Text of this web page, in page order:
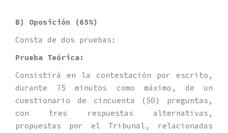
B) Oposición (65%)
Consta de dos pruebas:
Prueba Teórica:
Consistirá en la contestación por escrito,
durante 75 minutos como máximo, de un
cuestionario de cincuenta (50) preguntas,
con tres respuestas alternativas,
propuestas por el Tribunal, relacionadas